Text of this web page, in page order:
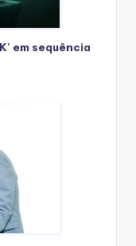
em sequência